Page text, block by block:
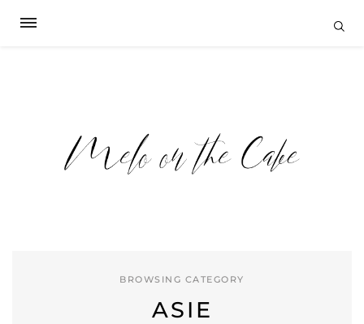
BROWSING CATEGORY
ASIE